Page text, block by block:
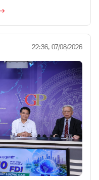
22:36, 07/08/2026